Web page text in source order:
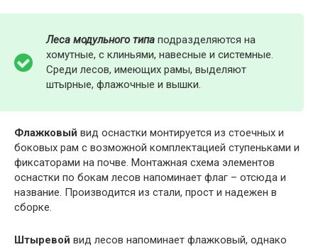
Леса модульного типа подразделяются на
хомутные, с клиньями, навесные и системные.
Среди лесов, имеющих рамы, выделяют
штырные, флажочные и вышки.
Флажковый вид оснастки монтируется из стоечных и
боковых рам с возможной комплектацией ступеньками и
фиксаторами на почве. Монтажная схема элементов
оснастки по бокам лесов напоминает флаг – отсюда и
название. Производится из стали, прост и надежен в
сборке.
Штыревой вид лесов напоминает флажковый, однако